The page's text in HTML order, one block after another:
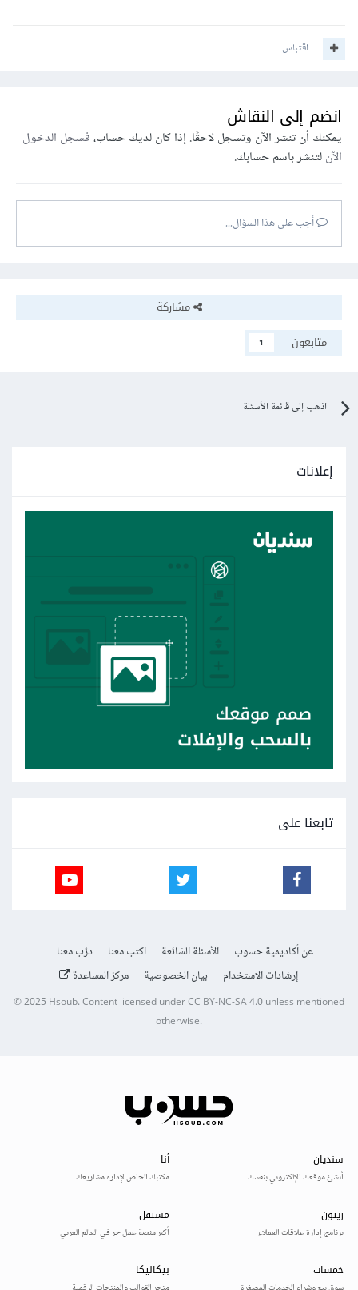
اقتباس
انضم إلى النقاش
يمكنك أن تنشر الآن وتسجل لاحقًا. إذا كان لديك حساب،فسجل الدخول
الآنلتنشر باسم حسابك.
أجب على هذا السؤال...
مشاركة
متابعون
1
اذهب إلى قائمة الأسئلة
إعلانات
تابعنا على
عن أكاديمية حسوب الأسئلة الشائعة اكتب معنا
درّب معنا
إرشادات الاستخدام
بيان الخصوصية مركز المساعدة
© 2025Hsoub.Content licensed underCC BY-NC-SA 4.0unless mentioned
otherwise.